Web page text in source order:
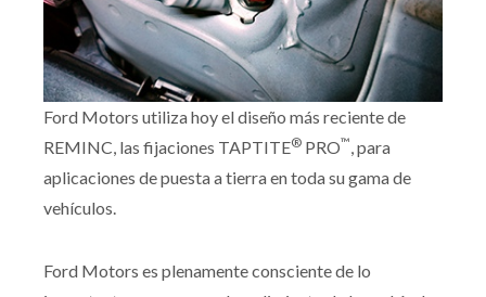
Ford Motors utiliza hoy el diseño más reciente de
REMINC, las fijaciones TAPTITE® PRO™, para
aplicaciones de puesta a tierra en toda su gama de
vehículos.
Ford Motors es plenamente consciente de lo